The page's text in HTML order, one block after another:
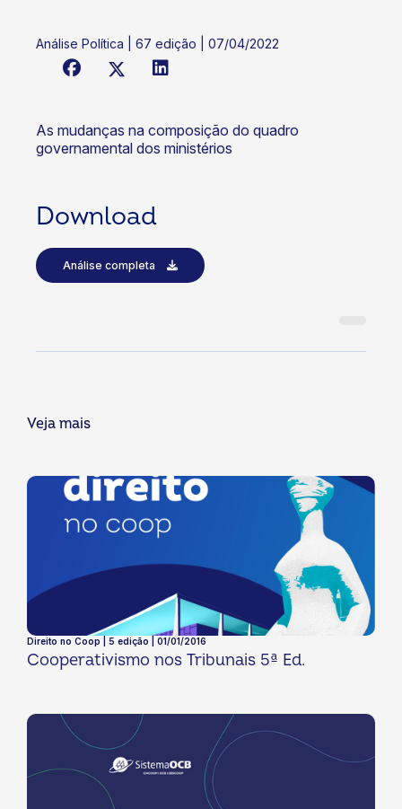
Análise Política | 67 edição | 07/04/2022
As mudanças na composição do quadro
governamental dos ministérios
Download
Análise completa
Veja mais
Direito no Coop | 5 edição | 01/01/2016
Cooperativismo nos Tribunais 5ª Ed.